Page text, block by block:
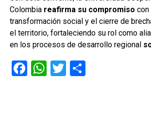
Colombia reafirma su compromiso con
transformación social y el cierre de
el territorio, fortaleciendo su rol como
en los procesos de desarrollo regional
F
W T